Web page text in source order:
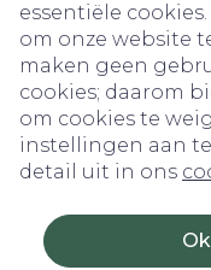
essentiële
om onze website
maken geen
cookies; daarom
om cookies te
instellingen aan
detail uit in ons
Juridische links